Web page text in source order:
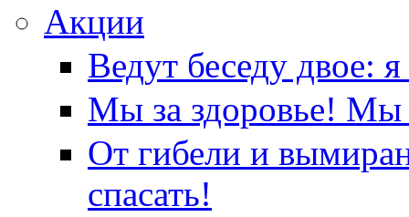
Акции
Ведут беседу двое:
Мы за здоровье! Мы
От гибели и
спасать!